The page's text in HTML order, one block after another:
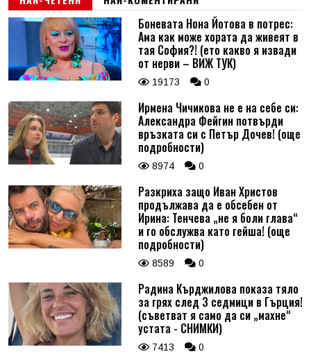
Боневата Нона Йотова в потрес:
Ама как може хората да живеят в
тая София?! (ето какво я извади
от нерви – ВИЖ ТУК)
19173 0
Ирмена Чичикова не е на себе си:
Александра Фейгин потвърди
връзката си с Петър Дочев! (още
подробности)
8974 0
Разкриха защо Иван Христов
продължава да е обсебен от
Ирина: Тенчева „не я боли глава“
и го обслужва като гейша! (още
подробности)
8589 0
Радина Кърджилова показа тяло
за грях след 3 седмици в Гърция!
(съветват я само да си „махне“
устата - СНИМКИ)
7413 0